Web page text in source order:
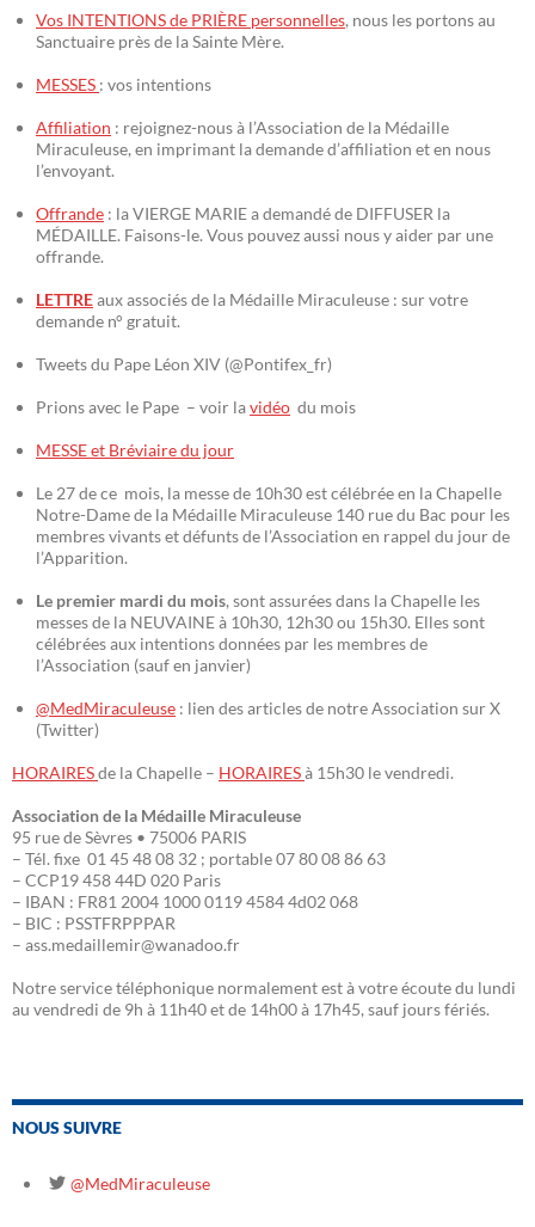
Vos INTENTIONS de PRIÈRE personnelles, nous les portons au
Sanctuaire près de la Sainte Mère.
MESSES : vos intentions
Affiliation : rejoignez-nous à l’Association de la Médaille
Miraculeuse, en imprimant la demande d’affiliation et en nous
l’envoyant.
Offrande : la VIERGE MARIE a demandé de DIFFUSER la
MÉDAILLE. Faisons-le. Vous pouvez aussi nous y aider par une
offrande.
LETTREaux associés de la Médaille Miraculeuse : sur votre
demande n° gratuit.
Tweets du Pape Léon XIV (@Pontifex_fr)
Prions avec le Pape – voir lavidéo du mois
MESSE et Bréviaire du jour
Le 27 de ce mois, la messe de 10h30 est célébrée en la Chapelle
Notre-Dame de la Médaille Miraculeuse 140 rue du Bac pour les
membres vivants et défunts de l’Association en rappel du jour de
l’Apparition.
Le premier mardi du mois, sont assurées dans la Chapelle les
messes de la NEUVAINE à 10h30, 12h30 ou 15h30. Elles sont
célébrées aux intentions données par les membres de
l’Association (sauf en janvier)
@MedMiraculeuse : lien des articles de notre Association sur X
(Twitter)
HORAIRESde la Chapelle – HORAIRESà 15h30 le vendredi.
Association de la Médaille Miraculeuse
95 rue de Sèvres • 75006 PARIS
– Tél. fixe 01 45 48 08 32 ; portable 07 80 08 86 63
– CCP19 458 44D 020 Paris
– IBAN : FR81 2004 1000 0119 4584 4d02 068
– BIC : PSSTFRPPPAR
– ass.medaillemir@wanadoo.fr
Notre service téléphonique normalement est à votre écoute du lundi
au vendredi de 9h à 11h40 et de 14h00 à 17h45, sauf jours fériés.
NOUS SUIVRE
@MedMiraculeuse